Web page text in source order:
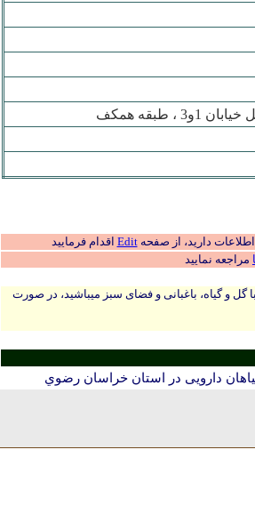
طبقه همکف
دارید، از صفحهEdit اقدام فرمایید
مراجعه نمایید
و گیاه، باغبانی و فضای سبز میباشید، در صورت
دارویی در استان خراسان رضوي